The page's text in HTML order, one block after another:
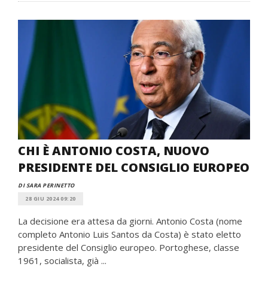
CHI È ANTONIO COSTA, NUOVO
PRESIDENTE DEL CONSIGLIO EUROPEO
DI SARA PERINETTO
28 GIU 2024 09:20
La decisione era attesa da giorni. Antonio Costa (nome
completo Antonio Luis Santos da Costa) è stato eletto
presidente del Consiglio europeo. Portoghese, classe
1961, socialista, già ...